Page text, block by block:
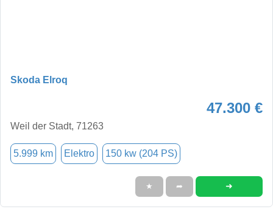
Skoda Elroq
47.300 €
Weil der Stadt, 71263
5.999 km Elektro 150 kw (204 PS)
★ ➦ ➜